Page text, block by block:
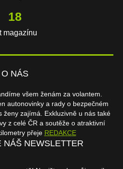
18
magazínu
O NÁS
všem ženám za volantem.
autonovinky a rady o bezpečném
ženy zajímá. Exkluzivně u nás také
z celé ČR a soutěže o atraktivní
přeje REDAKCE
NÁŠ NEWSLETTER